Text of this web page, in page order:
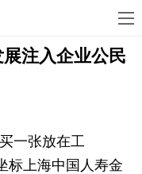
注入企业公民
一张放在工
标上海中国人寿金